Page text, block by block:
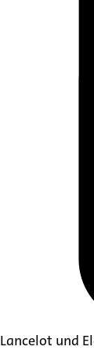
Lancelot und